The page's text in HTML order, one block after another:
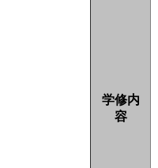
学修内
容